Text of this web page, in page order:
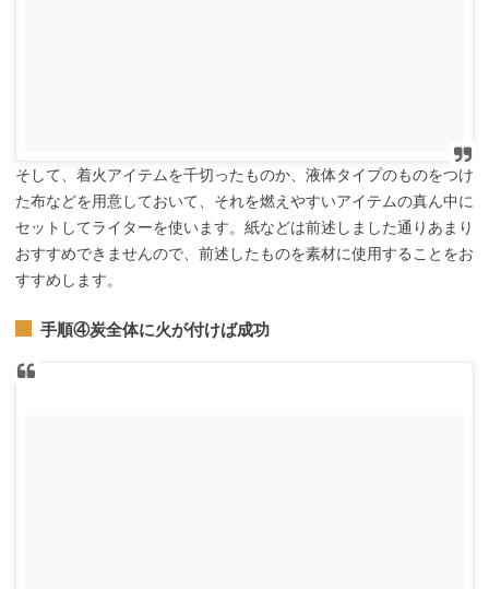
そして、着火アイテムを千切ったものか、液体タイプのものをつけ
た布などを用意しておいて、それを燃えやすいアイテムの真ん中に
セットしてライターを使います。紙などは前述しました通りあまり
おすすめできませんので、前述したものを素材に使用することをお
すすめします。
手順④炭全体に火が付けば成功